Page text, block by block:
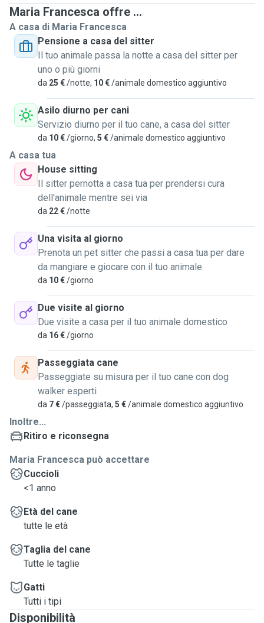
Maria Francesca offre ...
A casa di Maria Francesca
Pensione a casa del sitter
Il tuo animale passa la notte a casa del sitter per
uno o più giorni
da 25 €/notte, 10 €/animale domestico aggiuntivo
Asilo diurno per cani
Servizio diurno per il tuo cane, a casa del sitter
da 10 €/giorno, 5 €/animale domestico aggiuntivo
A casa tua
House sitting
Il sitter pernotta a casa tua per prendersi cura
dell'animale mentre sei via
da 22 €/notte
Una visita al giorno
Prenota un pet sitter che passi a casa tua per dare
da mangiare e giocare con il tuo animale.
da 10 €/giorno
Due visite al giorno
Due visite a casa per il tuo animale domestico
da 16 €/giorno
Passeggiata cane
Passeggiate su misura per il tuo cane con dog
walker esperti
da 7 €/passeggiata, 5 €/animale domestico aggiuntivo
Inoltre...
Ritiro e riconsegna
Maria Francesca può accettare
Cuccioli
<1 anno
Età del cane
tutte le età
Taglia del cane
Tutte le taglie
Gatti
Tutti i tipi
Disponibilità